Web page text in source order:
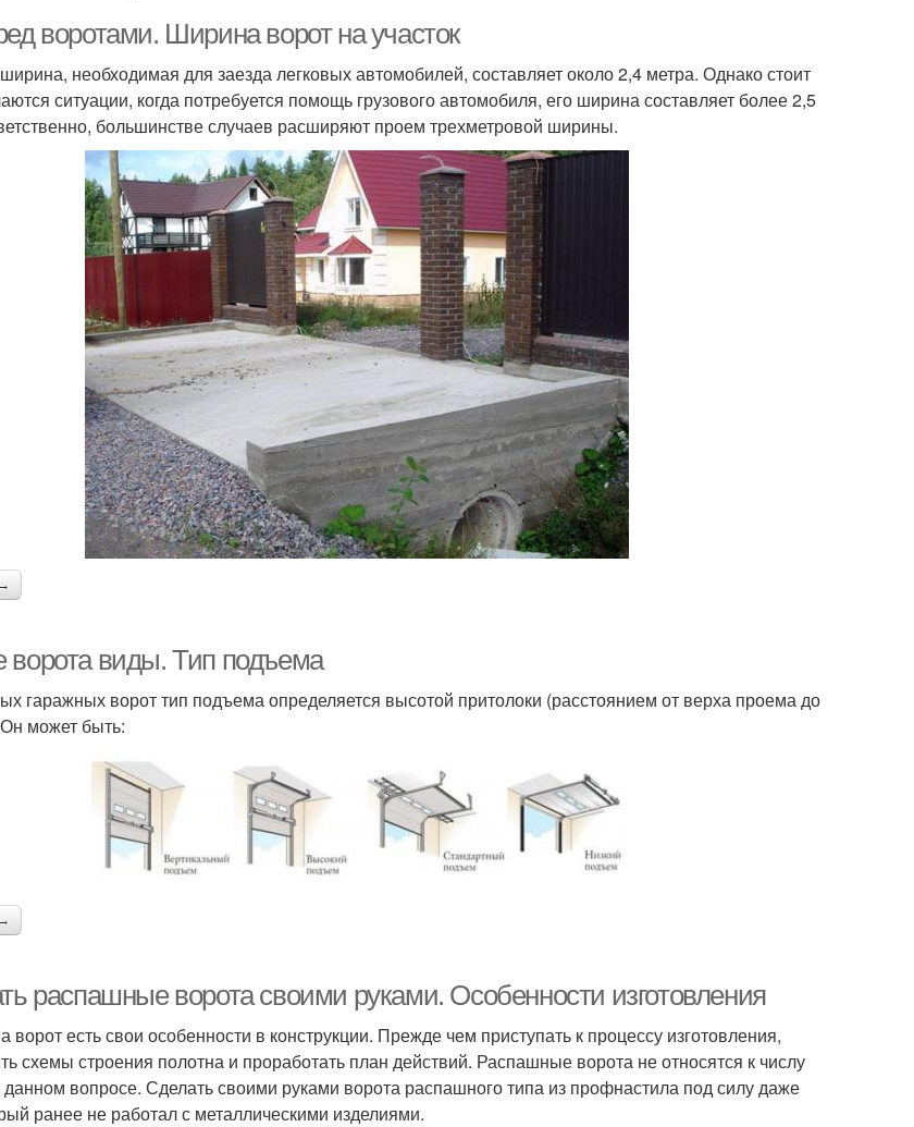
воротами. Ширина ворот на участок
необходимая для заезда легковых автомобилей, составляет около 2,4 метра. Однако стоит
ситуации, когда потребуется помощь грузового автомобиля, его ширина составляет более 2,5
большинстве случаев расширяют проем трехметровой ширины.
ворота виды. Тип подъема
гаражных ворот тип подъема определяется высотой притолоки (расстоянием от верха проема до
может быть:
распашные ворота своими руками. Особенности изготовления
ворот есть свои особенности в конструкции. Прежде чем приступать к процессу изготовления,
схемы строения полотна и проработать план действий. Распашные ворота не относятся к числу
вопросе. Сделать своими руками ворота распашного типа из профнастила под силу даже
ранее не работал с металлическими изделиями.